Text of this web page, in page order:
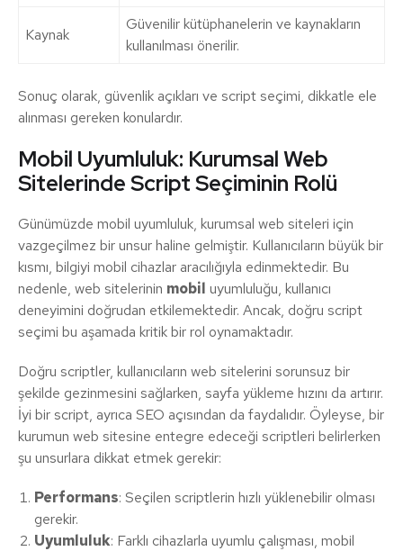
Kaynak
Güvenilir kütüphanelerin ve kaynakların
kullanılması önerilir.
Sonuç olarak, güvenlik açıkları ve script seçimi, dikkatle ele
alınması gereken konulardır.
Mobil Uyumluluk: Kurumsal Web
Sitelerinde Script Seçiminin Rolü
Günümüzde mobil uyumluluk, kurumsal web siteleri için
vazgeçilmez bir unsur haline gelmiştir. Kullanıcıların büyük bir
kısmı, bilgiyi mobil cihazlar aracılığıyla edinmektedir. Bu
nedenle, web sitelerinin mobil uyumluluğu, kullanıcı
deneyimini doğrudan etkilemektedir. Ancak, doğru script
seçimi bu aşamada kritik bir rol oynamaktadır.
Doğru scriptler, kullanıcıların web sitelerini sorunsuz bir
şekilde gezinmesini sağlarken, sayfa yükleme hızını da artırır.
İyi bir script, ayrıca SEO açısından da faydalıdır. Öyleyse, bir
kurumun web sitesine entegre edeceği scriptleri belirlerken
şu unsurlara dikkat etmek gerekir:
Performans: Seçilen scriptlerin hızlı yüklenebilir olması
gerekir.
Uyumluluk: Farklı cihazlarla uyumlu çalışması, mobil